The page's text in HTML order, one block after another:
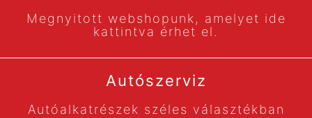
Megnyitott webshopunk, amelyet ide
kattintva érhet el.
Autószerviz
Autóalkatrészek széles választékban